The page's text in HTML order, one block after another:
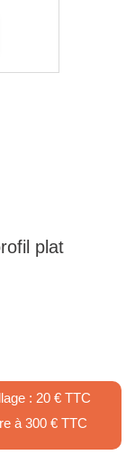
plat
: 20 € TTC
à 300 € TTC